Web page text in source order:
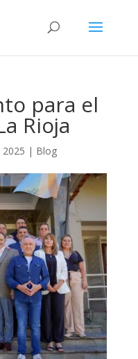
para el
Rioja
2025 | Blog